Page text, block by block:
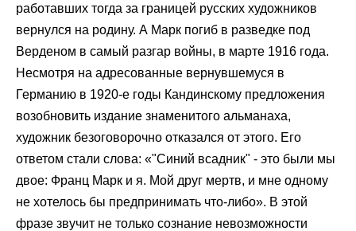
работавших тогда за границей русских художников
вернулся на родину. А Марк погиб в разведке под
Верденом в самый разгар войны, в марте 1916 года.
Несмотря на адресованные вернувшемуся в
Германию в 1920-е годы Кандинскому предложения
возобновить издание знаменитого альманаха,
художник безоговорочно отказался от этого. Его
ответом стали слова: «"Синий всадник" - это были мы
двое: Франц Марк и я. Мой друг мертв, и мне одному
не хотелось бы предпринимать что-либо». В этой
фразе звучит не только сознание невозможности